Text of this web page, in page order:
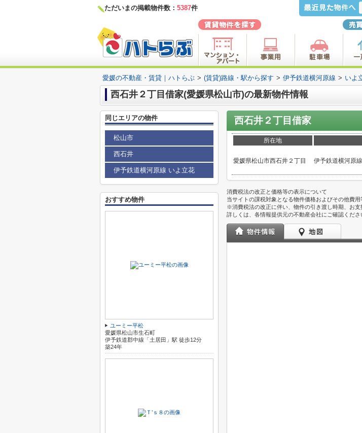
ただいまの掲載物件数： 5387件
愛媛の不動産・賃貸｜ハトらぶ > (賃貸)路線・駅から探す > 伊予鉄道横河原線 > いよ
西石井２丁目借家(愛媛県松山市)の最新物件情報
西石井２丁目借家
所在地
愛媛県松山市西石井２丁目 伊予鉄道横河原
消費税法の改正と価格等の表示について
当サイトの課税対象となる物件価格およびその他費用
※消費税法の改正に伴い、物件の引き渡し時期、お支
詳しくは、各情報提供元の不動産会社にご確認くださ
同じエリアの物件
松山市
西石井
伊予鉄道横河原線 いよ立花
おすすめ物件
ユーミー平松
愛媛県松山市生石町
伊予鉄道郡中線「土居田」駅 徒歩12分
築24年